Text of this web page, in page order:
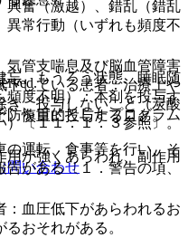
管支喘息及び脳血管障害
下している患者：治療上や
き、投与しないこと（炭酸
）〔１１．１．３参照〕。
が強くあらわれ、副作用
血圧低下があらわれるお
おそれがある。
興奮（激越）、錯乱（錯乱
異常行動（いずれも頻度不
、もうろう状態、睡眠随
頻度不明）：本剤を投与す
、慎重に投与すること。
の運転、食事等を行い、そ
がある〔１．警告の項、
を目的としたプログラム
問い合わせ